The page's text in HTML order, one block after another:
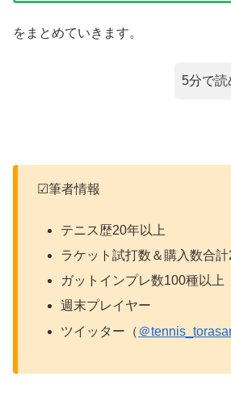
をまとめていきます。
5分で読
☑筆者情報
テニス歴20年以上
ラケット試打数＆購入数合
ガットインプレ数100種以上
週末プレイヤー
ツイッター（ ＠